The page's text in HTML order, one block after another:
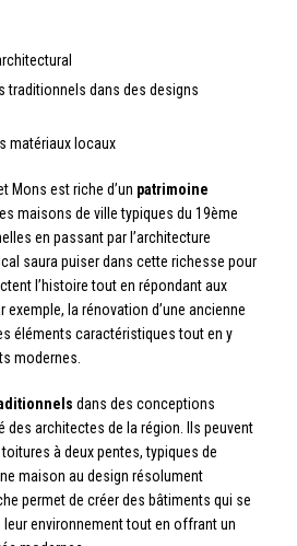
traditionnels dans des designs
matériaux locaux
Mons est riche d’un patrimoine
maisons de ville typiques du 19ème
en passant par l’architecture
saura puiser dans cette richesse pour
l’histoire tout en répondant aux
la rénovation d’une ancienne
éléments caractéristiques tout en y
modernes.
dans des conceptions
des architectes de la région. Ils peuvent
à deux pentes, typiques de
maison au design résolument
permet de créer des bâtiments qui se
environnement tout en offrant un